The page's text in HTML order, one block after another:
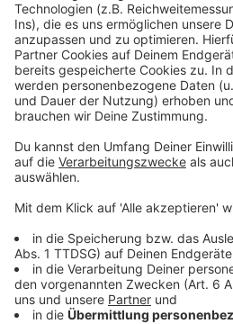
endet sonst automatisch nach
eingestellten Zeit.
einer Parkscheinkontrolle
Nummernschildes prüfen, ob
wurde.
Das kann die App außerdem:
Über eine Karte zeigt die App
der App einstellen, dass sie 15
Parkzeit eine Push-Nachricht
um Strafzettel zu vermeiden.
wird übersichtlich mit